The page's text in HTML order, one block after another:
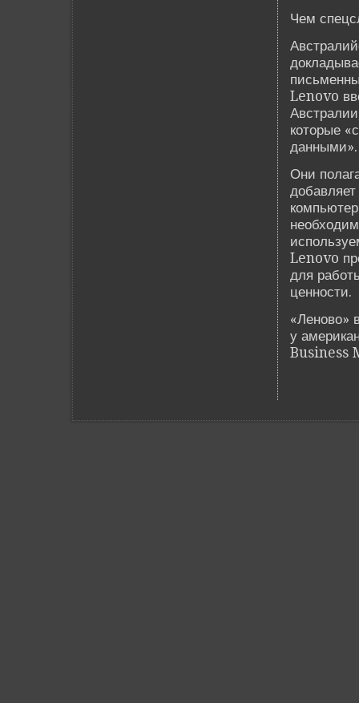
Чем
Lenovo
которые
данными».
Они
Lenovo
для
ценности.
«Леново»
у
Business